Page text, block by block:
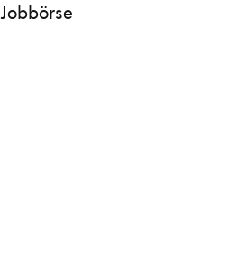
Jobbörse